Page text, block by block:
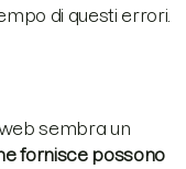
di questi errori.
sembra un
fornisce possono